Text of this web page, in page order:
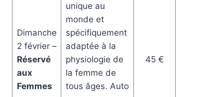
Dimanche
2 février –
Réservé
aux
Femmes
unique au
monde et
spécifiquement
adaptée à la
physiologie de
la femme de
tous âges. Auto
45 €